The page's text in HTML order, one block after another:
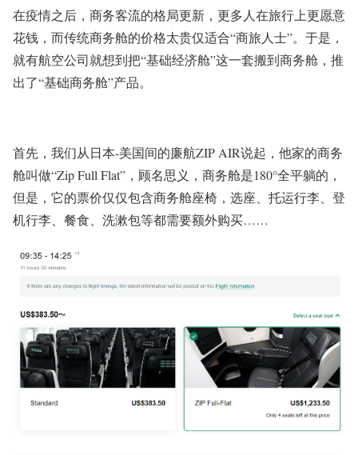
在疫情之后，商务客流的格局更新，更多人在旅行上更愿意
花钱，而传统商务舱的价格太贵仅适合“商旅人士”。于是，
就有航空公司就想到把“基础经济舱”这一套搬到商务舱，推
出了“基础商务舱”产品。
首先，我们从日本-美国间的廉航ZIP AIR说起，他家的商务
舱叫做“Zip Full Flat”，顾名思义，商务舱是180°全平躺的，
但是，它的票价仅仅包含商务舱座椅，选座、托运行李、登
机行李、餐食、洗漱包等都需要额外购买……